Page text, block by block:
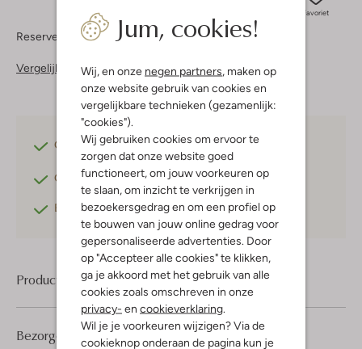
Jum, cookies!
Wij, en onze negen partners , maken op
onze website gebruik van cookies en
vergelijkbare technieken (gezamenlijk:
"cookies").
Wij gebruiken cookies om ervoor te
zorgen dat onze website goed
functioneert, om jouw voorkeuren op
te slaan, om inzicht te verkrijgen in
bezoekersgedrag en om een profiel op
te bouwen van jouw online gedrag voor
gepersonaliseerde advertenties. Door
op "Accepteer alle cookies" te klikken,
ga je akkoord met het gebruik van alle
cookies zoals omschreven in onze
privacy- en cookieverklaring
Wil je je voorkeuren wijzigen? Via de
cookieknop onderaan de pagina kun je
Favoriet
Reserveer direct in een van onze 37 boutiques
Vergelijkbare items
Gratis verzendingvanaf €75,-
Gratis retournerenbinnen 30 dagen*
Betaal achterafmet Klarna
Product informatie
Bezorgen & retourneren